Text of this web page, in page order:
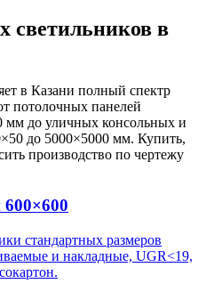
светильников в
в Казани полный спектр
потолочных панелей
мм до уличных консольных и
до 5000×5000 мм. Купить,
производство по чертежу
стандартных размеров
и накладные, UGR<19,